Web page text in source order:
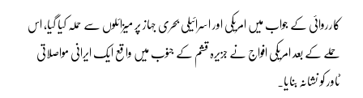
کارروائی کے جواب میں امریکی اور اسرائیلی بحری جہاز پر میزائلوں سے حملہ کیا گیا، اس
حملے کے بعد امریکی افواج نے جزیرہ قشم کے جنوب میں واقع ایک ایرانی مواصلاتی
ٹاور کو نشانہ بنایا۔